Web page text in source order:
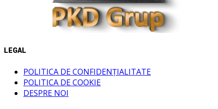
LEGAL
POLITICA DE CONFIDENȚIALITATE
POLITICA DE COOKIE
DESPRE NOI